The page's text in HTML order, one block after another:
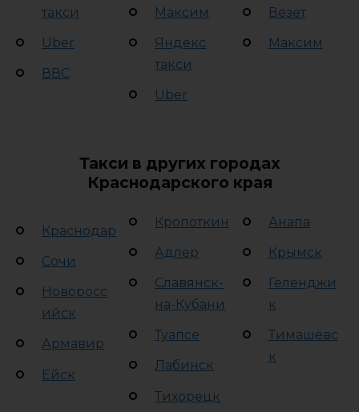
такси
Uber
ВВС
Максим
Яндекс
такси
Uber
Везет
Максим
Такси в других городах
Краснодарского края
Краснодар
Сочи
Новоросс
ийск
Армавир
Ейск
Кропоткин
Адлер
Славянск-
на-Кубани
Туапсе
Лабинск
Тихорецк
Анапа
Крымск
Геленджи
к
Тимашёвс
к